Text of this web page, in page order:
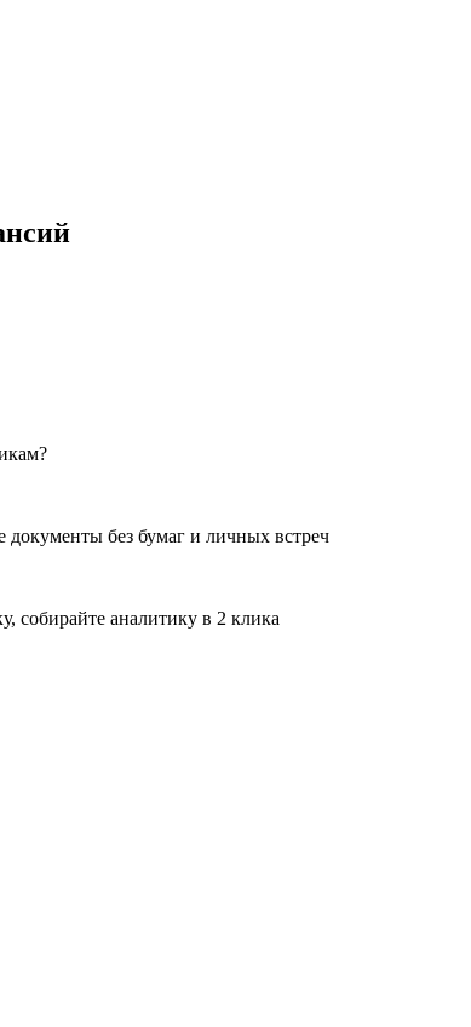
документы без бумаг и личных встреч
собирайте аналитику в 2 клика